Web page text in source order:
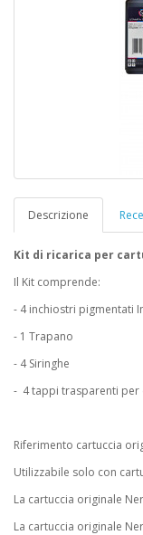
Descrizione
Kit di ricarica per
Il Kit comprende:
- 4 inchiostri pigmentati
- 1 Trapano
- 4 Siringhe
- 4 tappi trasparenti per
Riferimento cartuccia
Utilizzabile solo con
La cartuccia originale
La cartuccia originale